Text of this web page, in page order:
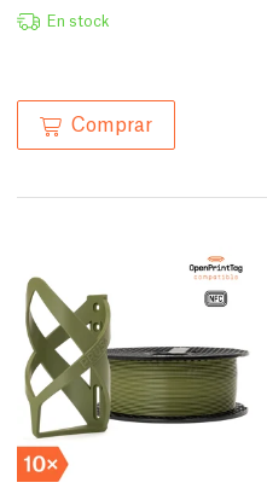
En stock
Comprar